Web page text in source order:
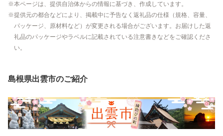
本ページは、提供自治体からの情報に基づき、作成しています。
提供元の都合などにより、掲載中に予告なく返礼品の仕様（規格、容量、
パッケージ、原材料など）が変更される場合がございます。お届けした返
礼品のパッケージやラベルに記載されている注意書きなどをご確認くださ
い。
島根県出雲市のご紹介